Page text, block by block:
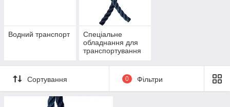
Водний транспорт
Спеціальне
обладнання для
транспортування
Сортування 0 Фільтри